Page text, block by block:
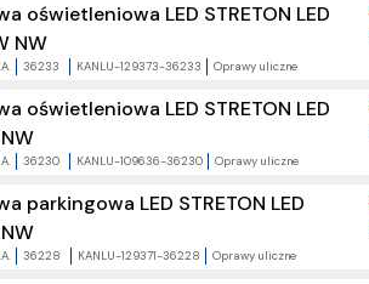
oświetleniowa LED STRETON LED
NW
36233 KANLU-129373-36233 Oprawy uliczne
oświetleniowa LED STRETON LED
36230 KANLU-109636-36230 Oprawy uliczne
parkingowa LED STRETON LED
36228 KANLU-129371-36228 Oprawy uliczne